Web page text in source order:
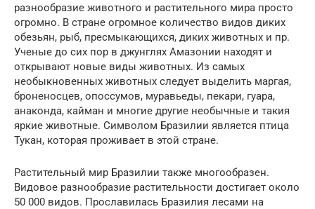
разнообразие животного и растительного мира просто
огромно. В стране огромное количество видов диких
обезьян, рыб, пресмыкающихся, диких животных и пр.
Ученые до сих пор в джунглях Амазонии находят и
открывают новые виды животных. Из самых
необыкновенных животных следует выделить маргая,
броненосцев, опоссумов, муравьеды, пекари, гуара,
анаконда, кайман и многие другие необычные и такия
яркие животные. Символом Бразилии является птица
Тукан, которая проживает в этой стране.
Растительный мир Бразилии также многообразен.
Видовое разнообразие растительности достигает около
50 000 видов. Прославилась Бразилия лесами на